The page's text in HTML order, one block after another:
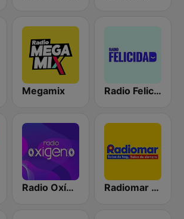
Megamix Radio Felicidad
Radio Oxígeno Radiomar 106.3 FM